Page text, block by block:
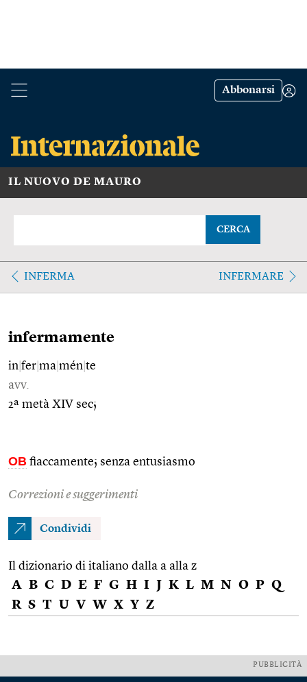
Abbonarsi
IL NUOVO DE MAURO
CERCA
INFERMA INFERMARE
infermamente
in fer ma mén te
avv.
2ª metà XIV sec;
OB fiaccamente; senza entusiasmo
Correzioni e suggerimenti
Condividi
Il dizionario di italiano dalla a alla z
A B C D E F G H I J K L M N O P Q
R S T U V W X Y Z
PUBBLICITÀ